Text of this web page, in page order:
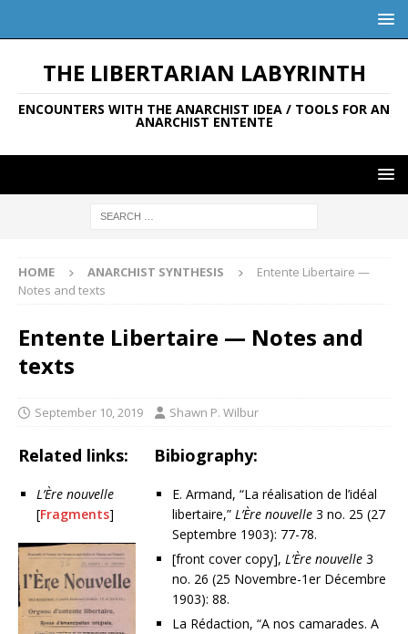
THE LIBERTARIAN LABYRINTH
ENCOUNTERS WITH THE ANARCHIST IDEA / TOOLS FOR AN
ANARCHIST ENTENTE
HOME ANARCHIST SYNTHESIS
Entente Libertaire —
Notes and texts
Entente Libertaire — Notes and
texts
September 10, 2019 Shawn P. Wilbur
Related links:
L’Ère nouvelle
[Fragments]
Bibiography:
E. Armand, “La réalisation de l’idéal
libertaire,” L’Ère nouvelle3 no. 25 (27
Septembre 1903): 77-78.
[front cover copy], L’Ère nouvelle3
no. 26 (25 Novembre-1er Décembre
1903): 88.
La Rédaction, “A nos camarades. A